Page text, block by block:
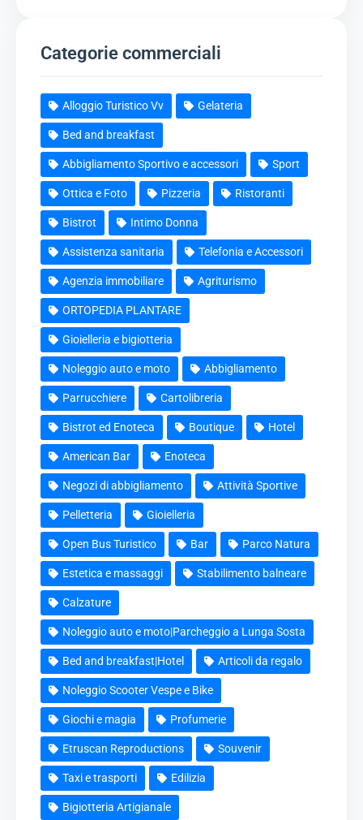
Categorie commerciali
Alloggio Turistico Vv Gelateria
Bed and breakfast
Abbigliamento Sportivo e accessori Sport
Ottica e Foto Pizzeria Ristoranti
Bistrot Intimo Donna
Assistenza sanitaria Telefonia e Accessori
Agenzia immobiliare Agriturismo
ORTOPEDIA PLANTARE
Gioielleria e bigiotteria
Noleggio auto e moto Abbigliamento
Parrucchiere Cartolibreria
Bistrot ed Enoteca Boutique Hotel
American Bar Enoteca
Negozi di abbigliamento Attività Sportive
Pelletteria Gioielleria
Open Bus Turistico Bar Parco Natura
Estetica e massaggi Stabilimento balneare
Calzature
Noleggio auto e moto|Parcheggio a Lunga Sosta
Bed and breakfast|Hotel Articoli da regalo
Noleggio Scooter Vespe e Bike
Giochi e magia Profumerie
Etruscan Reproductions Souvenir
Taxi e trasporti Edilizia
Bigiotteria Artigianale